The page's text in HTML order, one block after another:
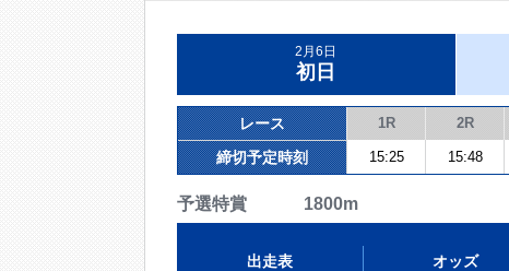
2月6日
初日
レース 1R 2R
締切予定時刻 15:25 15:48
予選特賞 1800m
出走表 オッズ